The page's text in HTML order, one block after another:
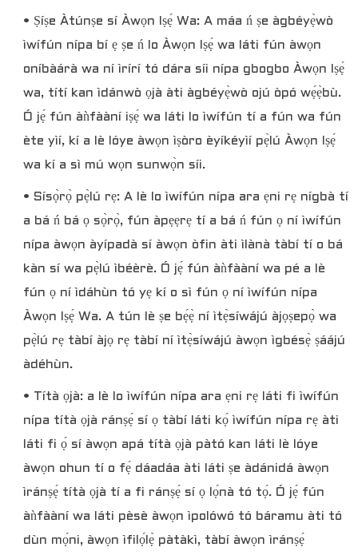
• Ṣíṣe Àtúnṣe sí Àwọn Iṣẹ́ Wa: A máa ń ṣe àgbéyẹ̀wò
ìwífún nípa bí ẹ ṣe ń lo Àwọn Iṣẹ́ wa láti fún àwọn
oníbàárà wa ní ìrírí tó dára síi nípa gbogbo Àwọn Iṣẹ́
wa, títí kan ìdánwò ọjà àti àgbéyẹ̀wò ojú òpó wẹ́ẹ̀bù.
Ó jẹ́ fún àǹfààní iṣẹ́ wa láti lo ìwífún tí a fún wa fún
ète yìí, kí a lè lóye àwọn ìṣòro èyíkéyìí pẹ̀lú Àwọn Iṣẹ́
wa kí a sì mú wọn sunwọ̀n síi.
• Sísọ̀rọ̀ pẹ̀lú rẹ: A lè lo ìwífún nípa ara ẹni rẹ nígbà tí
a bá ń bá ọ sọ̀rọ̀, fún àpẹẹrẹ tí a bá ń fún ọ ní ìwífún
nípa àwọn àyípadà sí àwọn òfin àti ìlànà tàbí tí o bá
kàn sí wa pẹ̀lú ìbéèrè. Ó jẹ́ fún àǹfààní wa pé a lè
fún ọ ní ìdáhùn tó yẹ kí o sì fún ọ ní ìwífún nípa
Àwọn Iṣẹ́ Wa. A tún lè ṣe bẹ́ẹ̀ ní ìtẹ̀síwájú àjọṣepọ̀ wa
pẹ̀lú rẹ tàbí àjọ rẹ tàbí ní ìtẹ̀síwájú àwọn ìgbésẹ̀ ṣáájú
àdéhùn.
• Títà ọjà: a lè lo ìwífún nípa ara ẹni rẹ láti fi ìwífún
nípa títà ọjà ránṣẹ́ sí ọ tàbí láti kọ́ ìwífún nípa rẹ àti
láti fi ọ́ sí àwọn apá títà ọjà pàtó kan láti lè lóye
àwọn ohun tí o fẹ́ dáadáa àti láti ṣe àdánidá àwọn
ìránṣẹ́ títà ọjà tí a fi ránṣẹ́ sí ọ lọ́nà tó tọ́. Ó jẹ́ fún
àǹfààní wa láti pèsè àwọn ìpolówó tó báramu àti tó
dùn mọ́ni, àwọn ìfilọ́lẹ̀ pàtàkì, tàbí àwọn ìránṣẹ́